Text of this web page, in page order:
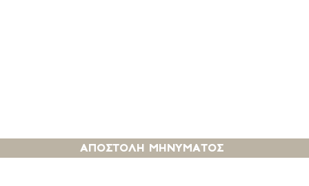
αποστολη μηνυματοσ